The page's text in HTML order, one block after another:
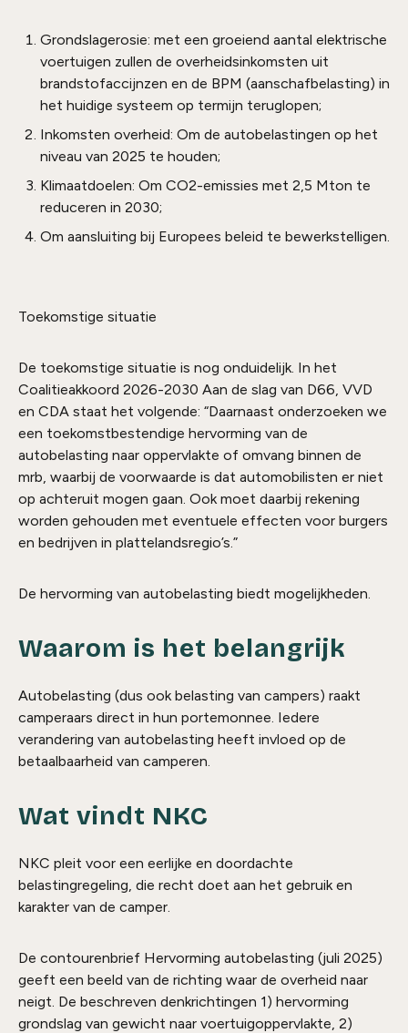
Grondslagerosie: met een groeiend aantal elektrische
voertuigen zullen de overheidsinkomsten uit
brandstofaccijnzen en de BPM (aanschafbelasting) in
het huidige systeem op termijn teruglopen;
Inkomsten overheid: Om de autobelastingen op het
niveau van 2025 te houden;
Klimaatdoelen: Om CO2-emissies met 2,5 Mton te
reduceren in 2030;
Om aansluiting bij Europees beleid te bewerkstelligen.
Toekomstige situatie
De toekomstige situatie is nog onduidelijk. In het
Coalitieakkoord 2026-2030 Aan de slag van D66, VVD
en CDA staat het volgende: “Daarnaast onderzoeken we
een toekomstbestendige hervorming van de
autobelasting naar oppervlakte of omvang binnen de
mrb, waarbij de voorwaarde is dat automobilisten er niet
op achteruit mogen gaan. Ook moet daarbij rekening
worden gehouden met eventuele effecten voor burgers
en bedrijven in plattelandsregio’s.”
De hervorming van autobelasting biedt mogelijkheden.
Waarom is het belangrijk
Autobelasting (dus ook belasting van campers) raakt
camperaars direct in hun portemonnee. Iedere
verandering van autobelasting heeft invloed op de
betaalbaarheid van camperen.
Wat vindt NKC
NKC pleit voor een eerlijke en doordachte
belastingregeling, die recht doet aan het gebruik en
karakter van de camper.
De contourenbrief Hervorming autobelasting (juli 2025)
geeft een beeld van de richting waar de overheid naar
neigt. De beschreven denkrichtingen 1) hervorming
grondslag van gewicht naar voertuigoppervlakte, 2)